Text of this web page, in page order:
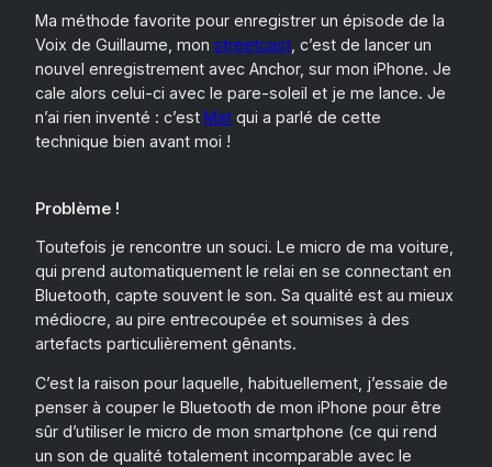
Ma méthode favorite pour enregistrer un épisode de la
Voix de Guillaume, mon streetcast , c’est de lancer un
nouvel enregistrement avec Anchor, sur mon iPhone. Je
cale alors celui-ci avec le pare-soleil et je me lance. Je
n’ai rien inventé : c’est Mat qui a parlé de cette
technique bien avant moi !
Problème !
Toutefois je rencontre un souci. Le micro de ma voiture,
qui prend automatiquement le relai en se connectant en
Bluetooth, capte souvent le son. Sa qualité est au mieux
médiocre, au pire entrecoupée et soumises à des
artefacts particulièrement gênants.
C’est la raison pour laquelle, habituellement, j’essaie de
penser à couper le Bluetooth de mon iPhone pour être
sûr d’utiliser le micro de mon smartphone (ce qui rend
un son de qualité totalement incomparable avec le